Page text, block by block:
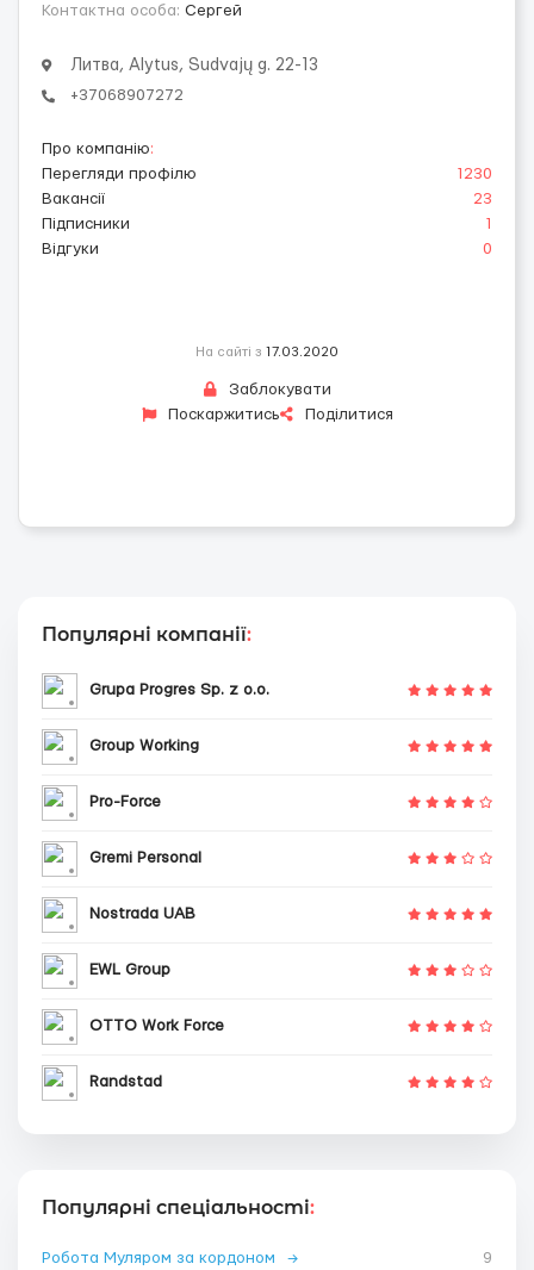
Контактна особа: Сергей
Литва, Alytus, Sudvajų g. 22-13
+37068907272
Про компанію:
Перегляди профілю
1230
Вакансії
23
Підписники
1
Відгуки
0
На сайті з 17.03.2020
Заблокувати
Поскаржитись
Поділитися
Популярні компанії:
Grupa Progres Sp. z o.o.
Group Working
Pro-Force
Gremi Personal
Nostrada UAB
EWL Group
OTTO Work Force
Randstad
Популярні спеціальності:
Робота Муляром за кордоном → 9